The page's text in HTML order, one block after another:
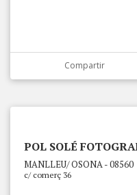
Compartir
POL SOLÉ
MANLLEU/ OSONA - 08560
c/ comerç 36